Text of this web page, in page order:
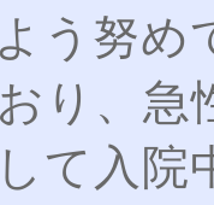
う努め
り、
て入院